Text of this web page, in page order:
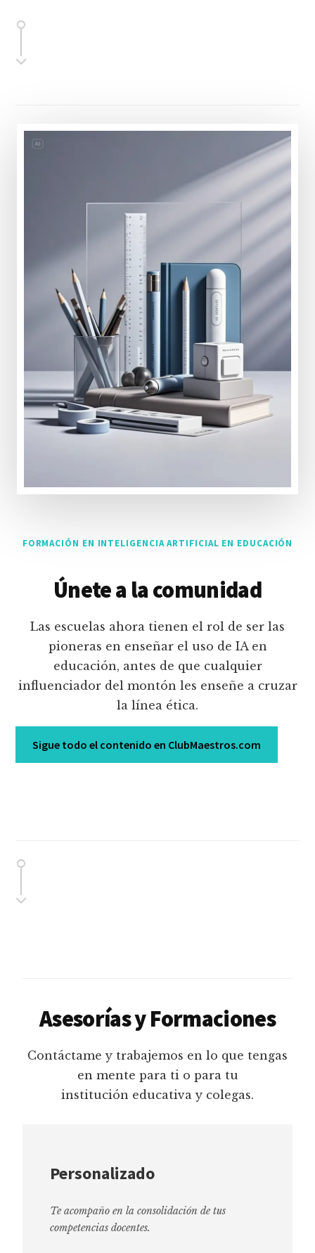
FORMACIÓN EN INTELIGENCIA ARTIFICIAL EN EDUCACIÓN
Únete a la comunidad
Las escuelas ahora tienen el rol de ser las
pioneras en enseñar el uso de IA en
educación, antes de que cualquier
influenciador del montón les enseñe a cruzar
la línea ética.
Sigue todo el contenido en ClubMaestros.com
Asesorías y Formaciones
Contáctame y trabajemos en lo que tengas
en mente para ti o para tu
institución educativa y colegas.
Personalizado
Te acompaño en la consolidación de tus
competencias docentes.